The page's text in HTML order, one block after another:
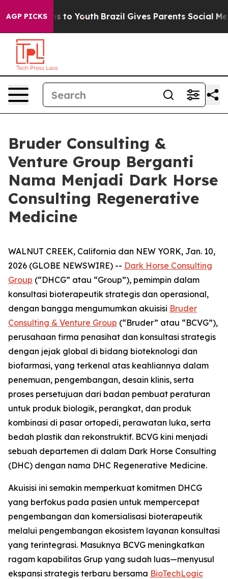
AGP PICKS
Harms to Youth Brazil Gives Parents Social
Bruder Consulting &
Venture Group Berganti
Nama Menjadi Dark Horse
Consulting Regenerative
Medicine
WALNUT CREEK, California dan NEW YORK, Jan. 10,
2026 (GLOBE NEWSWIRE) -- Dark Horse Consulting
Group (“DHCG” atau “Group”), pemimpin dalam
konsultasi bioterapeutik strategis dan operasional,
dengan bangga mengumumkan akuisisi Bruder
Consulting & Venture Group (“Bruder” atau “BCVG”),
perusahaan firma penasihat dan konsultasi strategis
dengan jejak global di bidang bioteknologi dan
biofarmasi, yang terkenal atas keahliannya dalam
penemuan, pengembangan, desain klinis, serta
proses persetujuan dari badan pembuat peraturan
untuk produk biologik, perangkat, dan produk
kombinasi di pasar ortopedi, perawatan luka, serta
bedah plastik dan rekonstruktif. BCVG kini menjadi
sebuah departemen di dalam Dark Horse Consulting
(DHC) dengan nama DHC Regenerative Medicine.
Akuisisi ini semakin memperkuat komitmen DHCG
yang berfokus pada pasien untuk mempercepat
pengembangan dan komersialisasi bioterapeutik
melalui pengembangan ekosistem layanan konsultasi
yang terintegrasi. Masuknya BCVG meningkatkan
ragam kapabilitas Grup yang sudah luas—menyusul
ekspansi strategis terbaru bersama BioTechLogic